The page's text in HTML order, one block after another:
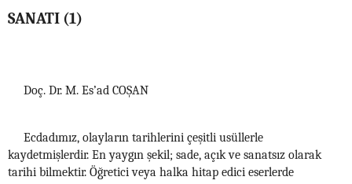
SANATI (1)
Doç. Dr. M. Es’ad COŞAN
Ecdadımız, olayların tarihlerini çeşitli usüllerle
kaydetmişlerdir. En yaygın şekil; sade, açık ve sanatsız olarak
tarihi bilmektir. Öğretici veya halka hitap edici eserlerde